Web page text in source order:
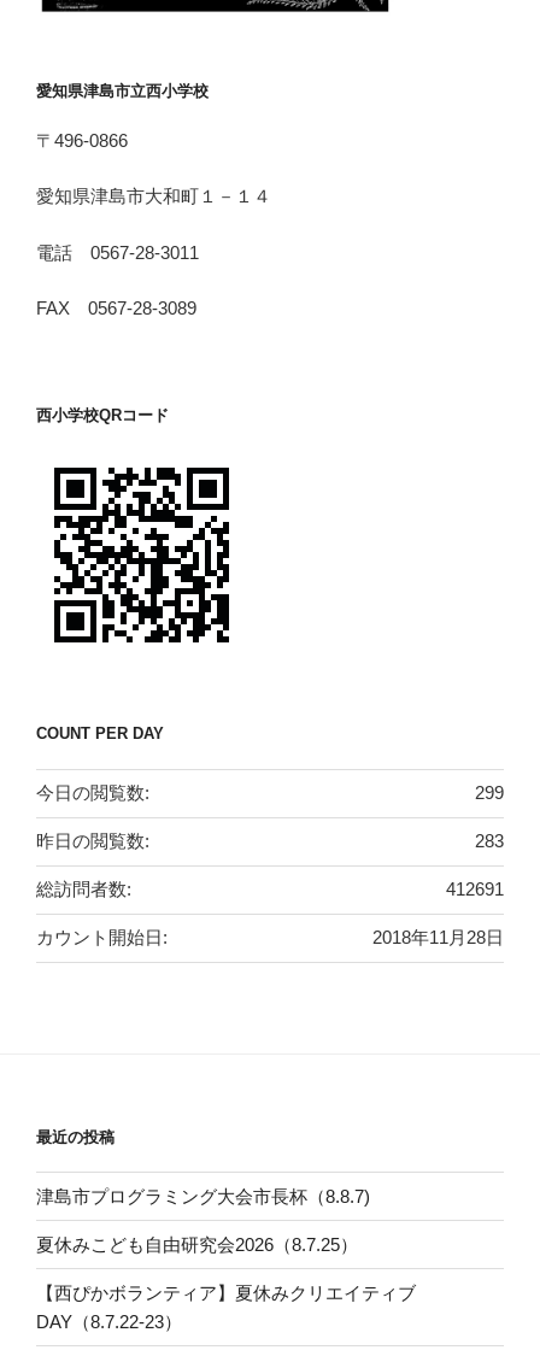
愛知県津島市立西小学校
〒496-0866
愛知県津島市大和町１－１４
電話 0567-28-3011
FAX 0567-28-3089
西小学校QRコード
COUNT PER DAY
299
今日の閲覧数:
283
昨日の閲覧数:
412691
総訪問者数:
2018年11月28日
カウント開始日:
最近の投稿
津島市プログラミング大会市長杯（8.8.7)
夏休みこども自由研究会2026（8.7.25）
【西ぴかボランティア】夏休みクリエイティブ
DAY（8.7.22-23）